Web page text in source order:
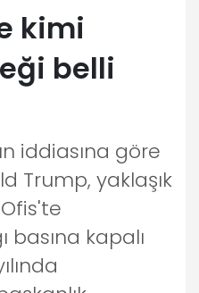
kimi
belli
iddiasına göre
Trump, yaklaşık
basına kapalı